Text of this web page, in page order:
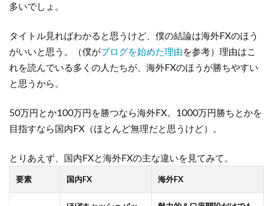
多いでしょ。
タイトル見ればわかると思うけど、僕の結論は海外FXのほう
がいいと思う。（僕がブログを始めた理由を参考）理由はこ
れを読んでいる多くの人たちが、海外FXのほうが勝ちやすい
と思うから。
50万円とか100万円を勝つなら海外FX。1000万円勝ちとかを
目指すなら国内FX（ほとんど無理だと思うけど）。
とりあえず、国内FXと海外FXの主な違いを見てみて。
要素 国内FX 海外FX